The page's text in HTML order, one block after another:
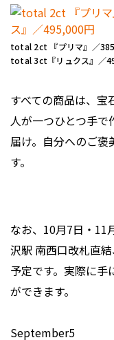
total 2ct 『プリマ』／
total 3ct『リュクス』／
すべての商品は、
人が一つひとつ手
届け。自分へのご褒
す。
なお、10月7日・11
沢駅 南西口改札直
予定です。実際に手
ができます。
September5